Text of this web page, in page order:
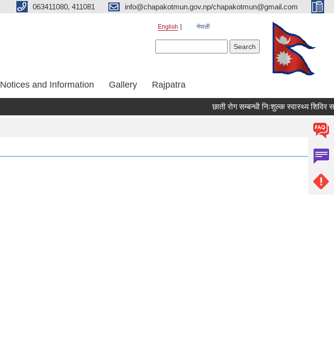
063411080, 411081 info@chapakotmun.gov.np/chapakotmun@gmail.com
English नेपाली
Notices and Information Gallery Rajpatra
छाती रोग सम्बन्धी निःशुल्क स्वास्थ्य शिविर